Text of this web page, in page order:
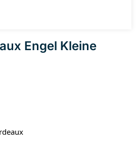
Engel Kleine